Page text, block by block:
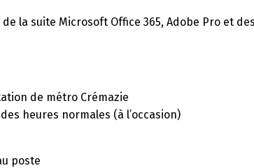
la suite Microsoft Office 365, Adobe Pro et
de métro Crémazie
heures normales (à l’occasion)
poste